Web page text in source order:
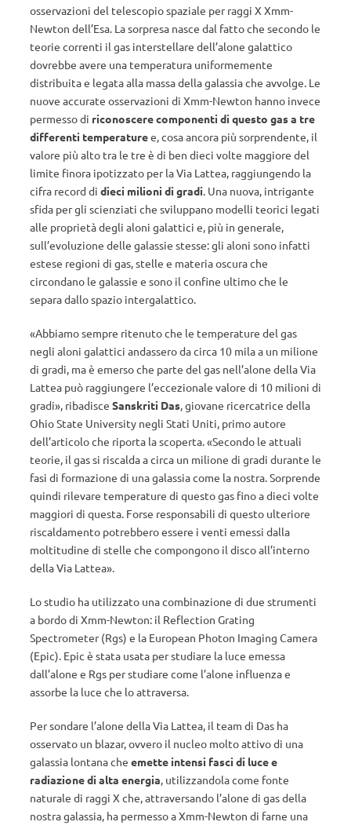
osservazioni del telescopio spaziale per raggi X Xmm-
Newton dell’Esa. La sorpresa nasce dal fatto che secondo le
teorie correnti il gas interstellare dell’alone galattico
dovrebbe avere una temperatura uniformemente
distribuita e legata alla massa della galassia che avvolge. Le
nuove accurate osservazioni di Xmm-Newton hanno invece
permesso di riconoscere componenti di questo gas a tre
differenti temperaturee, cosa ancora più sorprendente, il
valore più alto tra le tre è di ben dieci volte maggiore del
limite finora ipotizzato per la Via Lattea, raggiungendo la
cifra record di dieci milioni di gradi. Una nuova, intrigante
sfida per gli scienziati che sviluppano modelli teorici legati
alle proprietà degli aloni galattici e, più in generale,
sull’evoluzione delle galassie stesse: gli aloni sono infatti
estese regioni di gas, stelle e materia oscura che
circondano le galassie e sono il confine ultimo che le
separa dallo spazio intergalattico.
«Abbiamo sempre ritenuto che le temperature del gas
negli aloni galattici andassero da circa 10 mila a un milione
di gradi, ma è emerso che parte del gas nell’alone della Via
Lattea può raggiungere l’eccezionale valore di 10 milioni di
gradi», ribadisce Sanskriti Das, giovane ricercatrice della
Ohio State University negli Stati Uniti, primo autore
dell’articolo che riporta la scoperta. «Secondo le attuali
teorie, il gas si riscalda a circa un milione di gradi durante le
fasi di formazione di una galassia come la nostra. Sorprende
quindi rilevare temperature di questo gas fino a dieci volte
maggiori di questa. Forse responsabili di questo ulteriore
riscaldamento potrebbero essere i venti emessi dalla
moltitudine di stelle che compongono il disco all’interno
della Via Lattea».
Lo studio ha utilizzato una combinazione di due strumenti
a bordo di Xmm-Newton: il Reflection Grating
Spectrometer (Rgs) e la European Photon Imaging Camera
(Epic). Epic è stata usata per studiare la luce emessa
dall’alone e Rgs per studiare come l’alone influenza e
assorbe la luce che lo attraversa.
Per sondare l’alone della Via Lattea, il team di Das ha
osservato un blazar, ovvero il nucleo molto attivo di una
galassia lontana che emette intensi fasci di luce e
radiazione di alta energia, utilizzandola come fonte
naturale di raggi X che, attraversando l’alone di gas della
nostra galassia, ha permesso a Xmm-Newton di farne una